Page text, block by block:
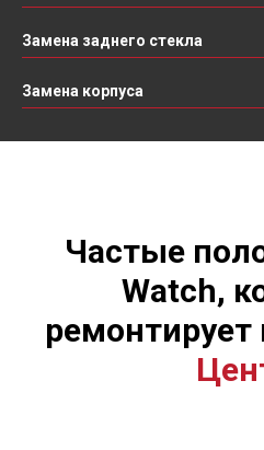
Замена заднего стекла
Замена корпуса
Частые
Watch,